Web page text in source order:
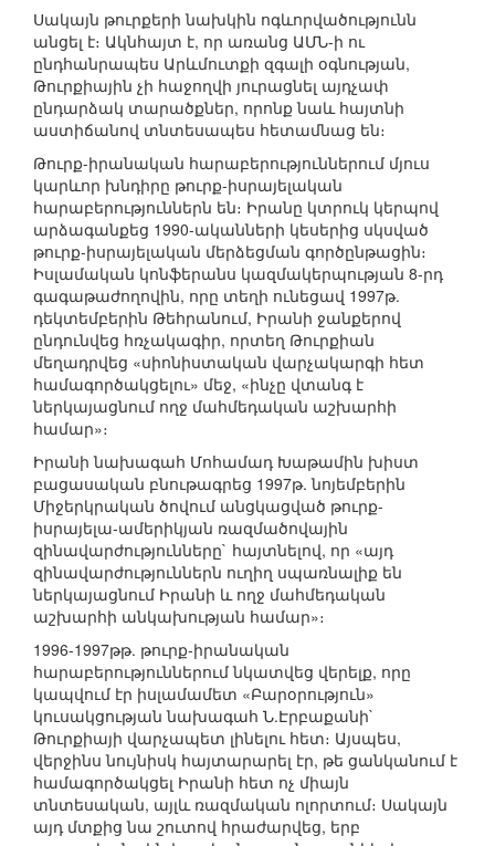
Սակայն թուրքերի նախկին ոգևորվածությունն
անցել է։ Ակնհայտ է, որ առանց ԱՄՆ-ի ու
ընդհանրապես Արևմուտքի զգալի օգնության,
Թուրքիային չի հաջողվի յուրացնել այդչափ
ընդարձակ տարածքներ, որոնք նաև հայտնի
աստիճանով տնտեսապես հետամնաց են։
Թուրք-իրանական հարաբերություններում մյուս
կարևոր խնդիրը թուրք-իսրայելական
հարաբերություններն են։ Իրանը կտրուկ կերպով
արձագանքեց 1990-ականների կեսերից սկսված
թուրք-իսրայելական մերձեցման գործընթացին։
Իսլամական կոնֆերանս կազմակերպության 8-րդ
գագաթաժողովին, որը տեղի ունեցավ 1997թ.
դեկտեմբերին Թեհրանում, Իրանի ջանքերով
ընդունվեց հռչակագիր, որտեղ Թուրքիան
մեղադրվեց «սիոնիստական վարչակարգի հետ
համագործակցելու» մեջ, «ինչը վտանգ է
ներկայացնում ողջ մահմեդական աշխարհի
համար»։
Իրանի նախագահ Մոհամադ Խաթամին խիստ
բացասական բնութագրեց 1997թ. նոյեմբերին
Միջերկրական ծովում անցկացված թուրք-
իսրայելա-ամերիկյան ռազմածովային
զինավարժությունները` հայտնելով, որ «այդ
զինավարժություններն ուղիղ սպառնալիք են
ներկայացնում Իրանի և ողջ մահմեդական
աշխարհի անկախության համար»։
1996-1997թթ. թուրք-իրանական
հարաբերություններում նկատվեց վերելք, որը
կապվում էր իսլամամետ «Բարօրություն»
կուսակցության նախագահ Ն.Էրբաքանի`
Թուրքիայի վարչապետ լինելու հետ։ Այսպես,
վերջինս նույնիսկ հայտարարել էր, թե ցանկանում է
համագործակցել Իրանի հետ ոչ միայն
տնտեսական, այլև ռազմական ոլորտում։ Սակայն
այդ մտքից նա շուտով հրաժարվեց, երբ